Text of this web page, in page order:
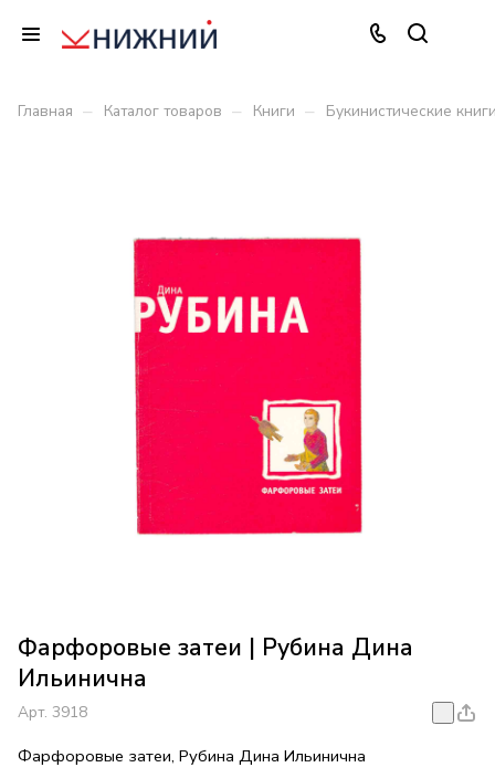
Главная – Каталог товаров – Книги – Букинистические
Фарфоровые затеи | Рубина Дина
Ильинична
Арт. 3918
Фарфоровые затеи, Рубина Дина Ильинична